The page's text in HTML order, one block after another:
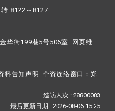
8122～8127
华街199巷5号506室 网页维
料告知声明 个资连络窗口： 郑
造访人次 : 28800083
最后更新日期 :2026-08-06 15:25